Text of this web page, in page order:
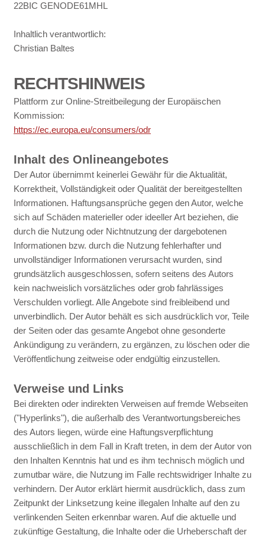
22BIC GENODE61MHL
Inhaltlich verantwortlich:
Christian Baltes
RECHTSHINWEIS
Plattform zur Online-Streitbeilegung der Europäischen
Kommission:
https://ec.europa.eu/consumers/odr
Inhalt des Onlineangebotes
Der Autor übernimmt keinerlei Gewähr für die Aktualität,
Korrektheit, Vollständigkeit oder Qualität der bereitgestellten
Informationen. Haftungsansprüche gegen den Autor, welche
sich auf Schäden materieller oder ideeller Art beziehen, die
durch die Nutzung oder Nichtnutzung der dargebotenen
Informationen bzw. durch die Nutzung fehlerhafter und
unvollständiger Informationen verursacht wurden, sind
grundsätzlich ausgeschlossen, sofern seitens des Autors
kein nachweislich vorsätzliches oder grob fahrlässiges
Verschulden vorliegt. Alle Angebote sind freibleibend und
unverbindlich. Der Autor behält es sich ausdrücklich vor, Teile
der Seiten oder das gesamte Angebot ohne gesonderte
Ankündigung zu verändern, zu ergänzen, zu löschen oder die
Veröffentlichung zeitweise oder endgültig einzustellen.
Verweise und Links
Bei direkten oder indirekten Verweisen auf fremde Webseiten
("Hyperlinks"), die außerhalb des Verantwortungsbereiches
des Autors liegen, würde eine Haftungsverpflichtung
ausschließlich in dem Fall in Kraft treten, in dem der Autor von
den Inhalten Kenntnis hat und es ihm technisch möglich und
zumutbar wäre, die Nutzung im Falle rechtswidriger Inhalte zu
verhindern. Der Autor erklärt hiermit ausdrücklich, dass zum
Zeitpunkt der Linksetzung keine illegalen Inhalte auf den zu
verlinkenden Seiten erkennbar waren. Auf die aktuelle und
zukünftige Gestaltung, die Inhalte oder die Urheberschaft der